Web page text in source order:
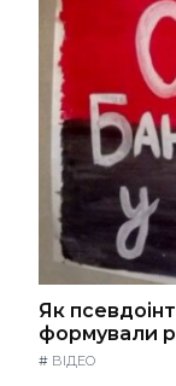
Як
формували
# ВІДЕО